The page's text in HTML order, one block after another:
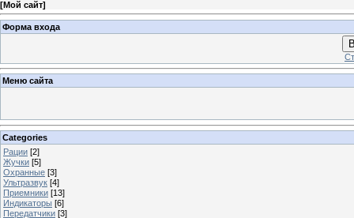
[Мой сайт]
Форма входа
Меню сайта
Categories
Рации [2]
Жучки [5]
Охранные [3]
Ультразвук [4]
Приемники [13]
Индикаторы [6]
Передатчики [3]